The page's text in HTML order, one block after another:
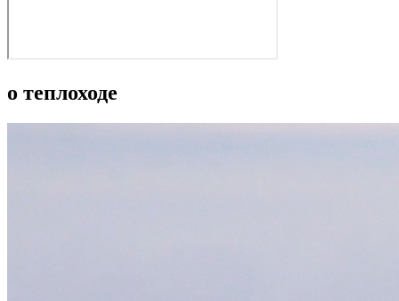
о теплоходе